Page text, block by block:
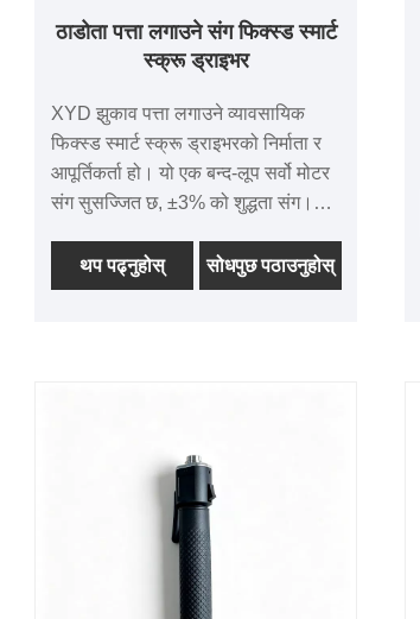
ठाडोता पत्ता लगाउने संग फिक्स्ड स्मार्ट
स्क्रू ड्राइभर
XYD झुकाव पत्ता लगाउने व्यावसायिक
फिक्स्ड स्मार्ट स्क्रू ड्राइभरको निर्माता र
आपूर्तिकर्ता हो। यो एक बन्द-लूप सर्वो मोटर
संग सुसज्जित छ, ±3% को शुद्धता संग।
वास्तविक समयमा झुकाव कोण, टर्क र
घुमाउने गतिलाई निगरानी गर्न सक्छ। यसले
थप पढ्नुहोस् सोधपुछ पठाउनुहोस्